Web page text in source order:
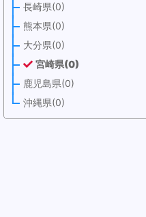
長崎県(0)
熊本県(0)
大分県(0)
宮崎県(0)
鹿児島県(0)
沖縄県(0)